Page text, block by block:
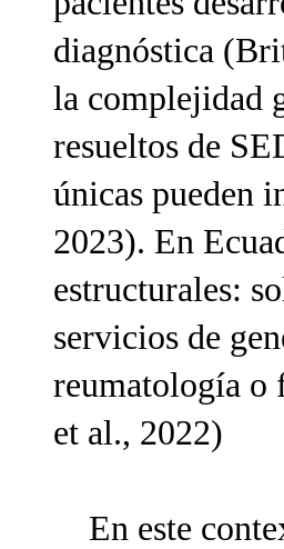
diagnóstica
la complejidad
resueltos de
únicas pueden
2023). En
estructurales:
servicios de
reumatología o
et al., 2022)
En este